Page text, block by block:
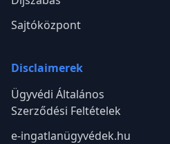
Sajtóközpont
Disclaimerek
Ügyvédi Általános
Szerződési Feltételek
e-ingatlanügyvédek.hu